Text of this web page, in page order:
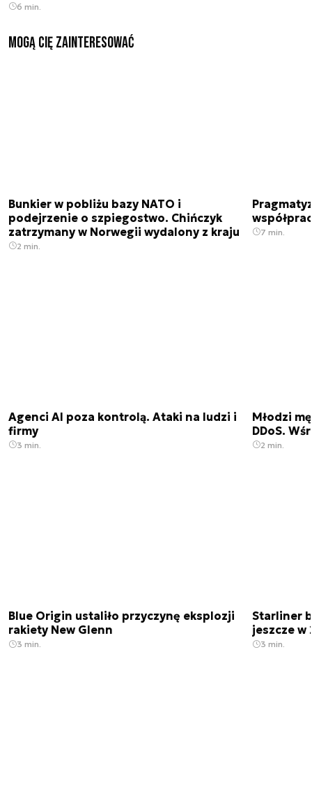
6 min.
Mogą Cię zainteresować
Bunkier w pobliżu bazy NATO i
podejrzenie o szpiegostwo. Chińczyk
zatrzymany w Norwegii wydalony z kraju
2 min.
7 min.
Agenci AI poza kontrolą. Ataki na ludzi i
firmy
3 min.
Młodzi
DDoS.
2 min.
Blue Origin ustaliło przyczynę eksplozji
rakiety New Glenn
3 min.
Starliner
jeszcze w
3 min.